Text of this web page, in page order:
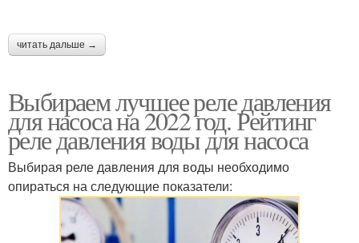
читать дальше →
Выбираем лучшее реле давления
для насоса на 2022 год. Рейтинг
реле давления воды для насоса
Выбирая реле давления для воды необходимо
опираться на следующие показатели: